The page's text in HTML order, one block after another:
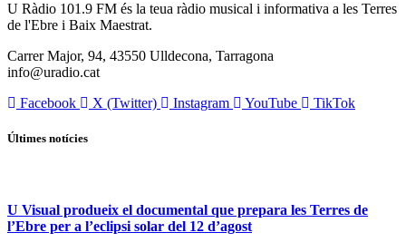
U Ràdio 101.9 FM és la teua ràdio musical i informativa a les Terres
de l'Ebre i Baix Maestrat.
Carrer Major, 94, 43550 Ulldecona, Tarragona
info@uradio.cat
Facebook
X (Twitter) Instagram YouTube TikTok
Últimes notícies
U Visual produeix el documental que prepara les Terres de
l’Ebre per a l’eclipsi solar del 12 d’agost